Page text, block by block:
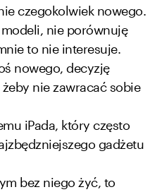
czegokolwiek nowego.
nie porównuję
to nie interesuje.
nowego, decyzję
nie zawracać sobie
iPada, który często
gadżetu
bez niego żyć, to